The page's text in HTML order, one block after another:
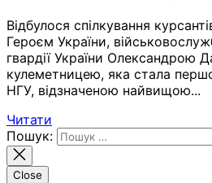
Відбулося спілкування
Героєм України,
гвардії України Олександрою
кулеметницею, яка стала
НГУ, відзначеною найвищою...
Читати
Пошук:
Close